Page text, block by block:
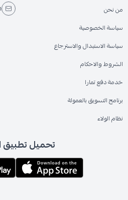
من نحن
سياسة الخصوصية
سياسة الاستبدال والاسترجاع
الشروط والاحكام
خدمة دفع تمارا
برنامج التسويق بالعمولة
نظام الولاء
تحميل تطبيق